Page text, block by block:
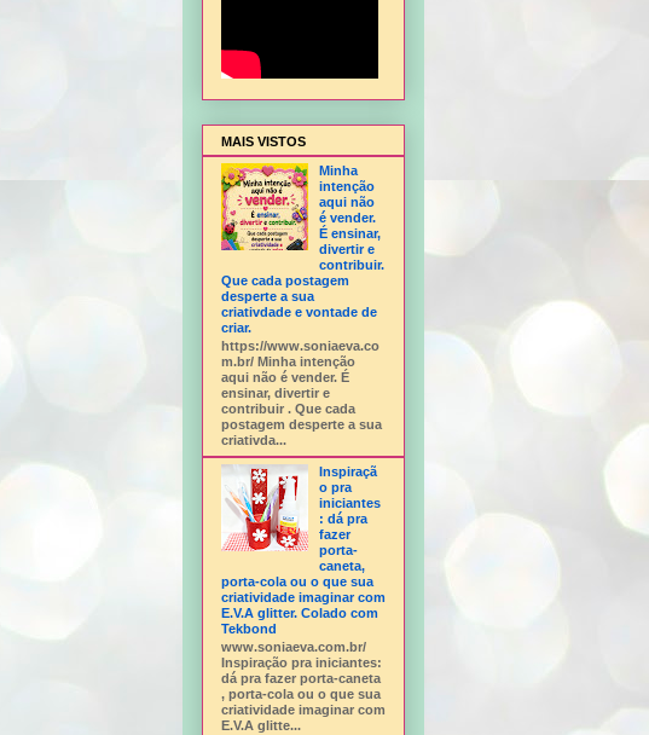
Coruja 3D, Embalagem de Natal, Flor Hortência, Flor Orquídea - sem frisador, Flor Rosa -
MAIS VISTOS
Minha
intenção
aqui não
é vender.
É ensinar,
divertir e
contribuir.
Que cada postagem
desperte a sua
criativdade e vontade de
criar.
https://www.soniaeva.co
m.br/ Minha intenção
aqui não é vender. É
ensinar, divertir e
contribuir . Que cada
postagem desperte a sua
criativda...
Inspiraçã
o pra
iniciantes
: dá pra
fazer
porta-
caneta,
porta-cola ou o que sua
criatividade imaginar com
E.V.A glitter. Colado com
Tekbond
www.soniaeva.com.br/
Inspiração pra iniciantes:
dá pra fazer porta-caneta
, porta-cola ou o que sua
criatividade imaginar com
E.V.A glitte...